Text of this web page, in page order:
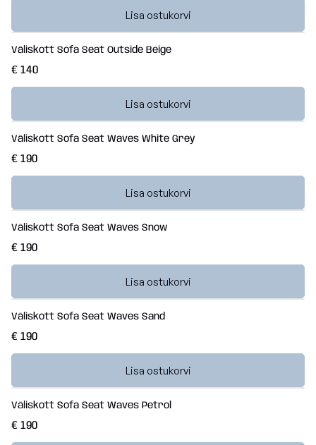
Lisa ostukorvi
Väliskott Sofa Seat Outside Beige
€ 140
Lisa ostukorvi
Väliskott Sofa Seat Waves White Grey
€ 190
Lisa ostukorvi
Väliskott Sofa Seat Waves Snow
€ 190
Lisa ostukorvi
Väliskott Sofa Seat Waves Sand
€ 190
Lisa ostukorvi
Väliskott Sofa Seat Waves Petrol
€ 190